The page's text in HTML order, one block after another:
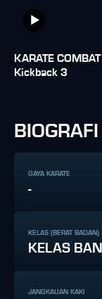
KARATE
Kickback 3
BIOGRAFI
GAYA KARATE
-
KELAS (BERAT BADAN)
KELAS
JANGKAUAN KAKI